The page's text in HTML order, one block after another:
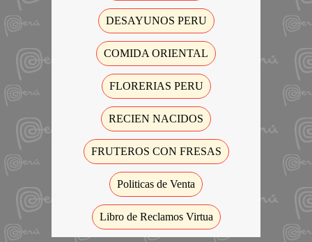
DESAYUNOS PERU
COMIDA ORIENTAL
FLORERIAS PERU
RECIEN NACIDOS
FRUTEROS CON FRESAS
Politicas de Venta
Libro de Reclamos Virtua